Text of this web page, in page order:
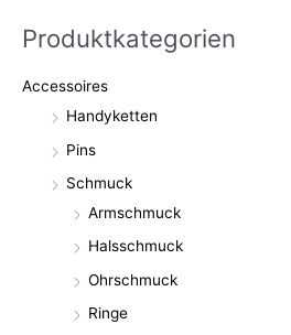
Produktkategorien
Accessoires
Handyketten
Pins
Schmuck
Armschmuck
Halsschmuck
Ohrschmuck
Ringe